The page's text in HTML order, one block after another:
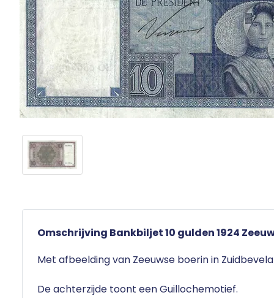
Omschrijving Bankbiljet 10 gulden 1924
Met afbeelding van Zeeuwse boerin in
De achterzijde toont een Guillochemotief.